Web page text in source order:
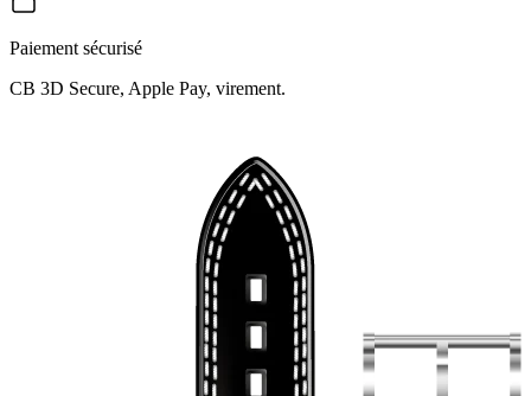
Paiement sécurisé
CB 3D Secure, Apple Pay, virement.